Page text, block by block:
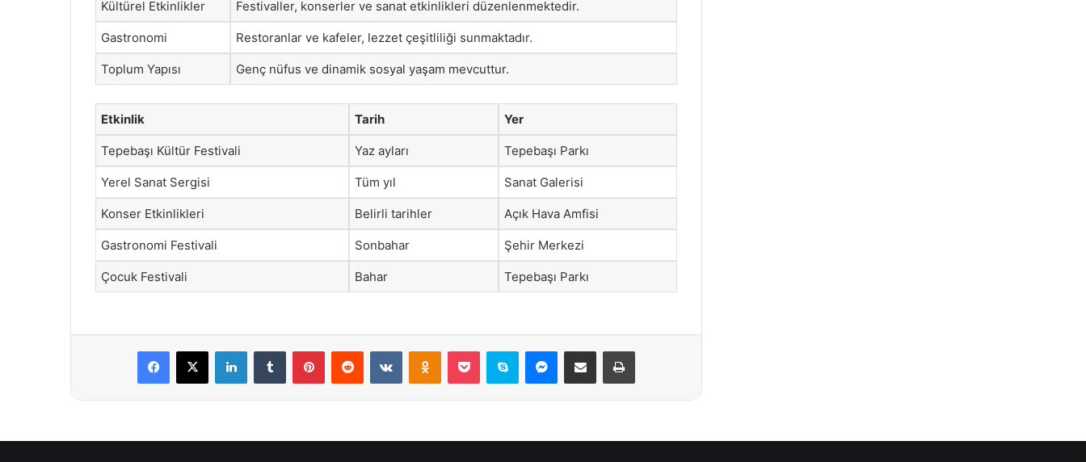
Kültürel Etkinlikler Festivaller, konserler ve sanat etkinlikleri düzenlenmektedir.
Gastronomi Restoranlar ve kafeler, lezzet çeşitliliği sunmaktadır.
Toplum Yapısı Genç nüfus ve dinamik sosyal yaşam mevcuttur.
Etkinlik Tarih Yer
Tepebaşı Kültür Festivali Yaz ayları Tepebaşı Parkı
Yerel Sanat Sergisi Tüm yıl Sanat Galerisi
Konser Etkinlikleri Belirli tarihler Açık Hava Amfisi
Gastronomi Festivali Sonbahar Şehir Merkezi
Çocuk Festivali Bahar Tepebaşı Parkı
Facebook
X LinkedInTumblr PinterestReddit VKontakteOdnoklassniki
Pocket Skype Messenger
E-Posta ile paylaş Yazdır